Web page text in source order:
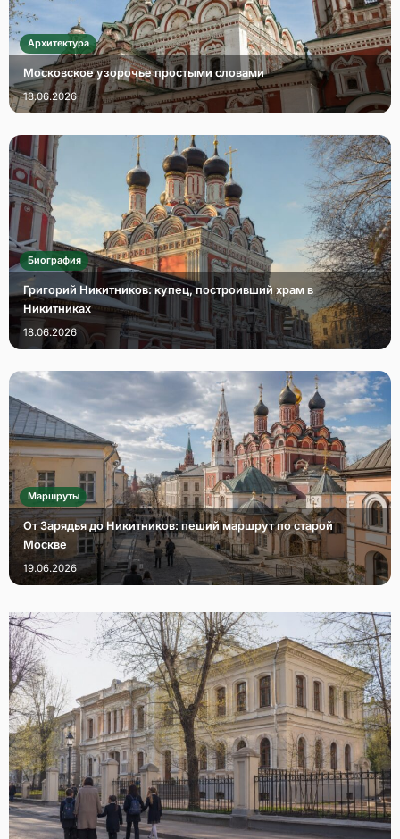
Архитектура
Московское узорочье простыми словами
18.06.2026
Биография
Григорий Никитников: купец, построивший храм в
Никитниках
18.06.2026
Маршруты
От Зарядья до Никитников: пеший маршрут по старой
Москве
19.06.2026